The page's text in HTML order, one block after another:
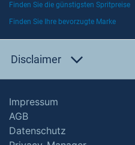
Finden Sie die günstigsten Spritpreise
Finden Sie Ihre bevorzugte Marke
Disclaimer
Impressum
AGB
Datenschutz